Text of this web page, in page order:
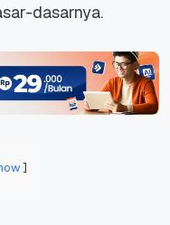
dasarnya.